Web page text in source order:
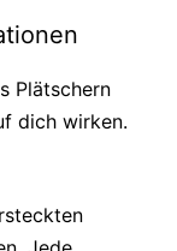
Plätschern
dich wirken.